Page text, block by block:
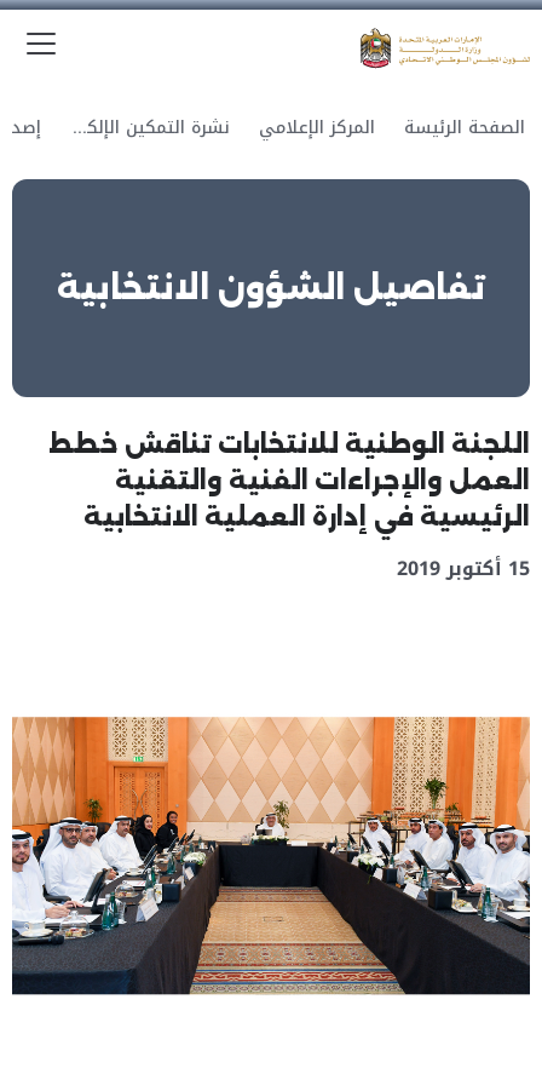
الصفحة الرئيسة المركز الإعلامي نشرة التمكين الإلكترونية
تفاصيل الشؤون الانتخابية
اللجنة الوطنية للانتخابات تناقش خطط
العمل والإجراءات الفنية والتقنية
الرئيسية في إدارة العملية الانتخابية
15 أكتوبر 2019